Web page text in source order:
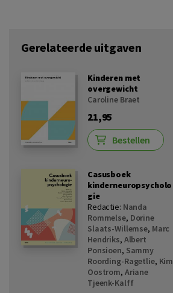
Gerelateerde uitgaven
Kinderen met
overgewicht
Caroline Braet
21,95
Bestellen
Casusboek
kinderneuropsycholo
gie
Redactie: Nanda
Rommelse, Dorine
Slaats-Willemse, Marc
Hendriks, Albert
Ponsioen, Sammy
Roording-Ragetlie, Kim
Oostrom, Ariane
Tjeenk-Kalff